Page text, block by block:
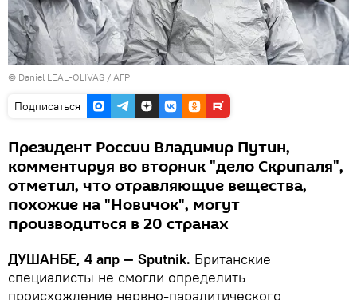
© Daniel LEAL-OLIVAS / AFP
Подписаться
Президент России Владимир Путин,
комментируя во вторник "дело Скрипаля",
отметил, что отравляющие вещества,
похожие на "Новичок", могут
производиться в 20 странах
ДУШАНБЕ, 4 апр — Sputnik. Британские
специалисты не смогли определить
происхождение нервно-паралитического